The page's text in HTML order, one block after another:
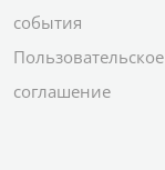
события
Пользовательское
соглашение